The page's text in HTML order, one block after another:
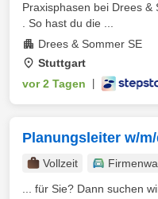
Praxisphasen bei Drees &
. So hast du die ...
Drees & Sommer SE
Stuttgart
vor 2 Tagen
Planungsleiter w/
Vollzeit
... für Sie? Dann suchen